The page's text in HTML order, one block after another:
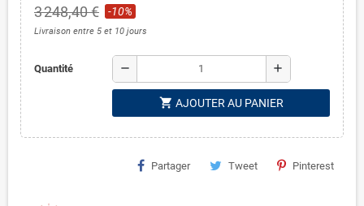
3 248,40 € -10%
Livraison entre 5 et 10 jours
Quantité remove add
shopping_cart AJOUTER AU PANIER
Partager Tweet Pinterest